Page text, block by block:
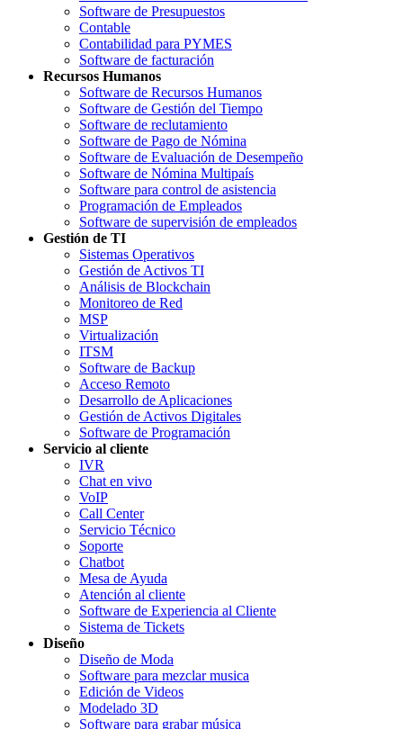
Software de Presupuestos
Contable
Contabilidad para PYMES
Software de facturación
Recursos Humanos
Software de Recursos Humanos
Software de Gestión del Tiempo
Software de reclutamiento
Software de Pago de Nómina
Software de Evaluación de Desempeño
Software de Nómina Multipaís
Software para control de asistencia
Programación de Empleados
Software de supervisión de empleados
Gestión de TI
Sistemas Operativos
Gestión de Activos TI
Análisis de Blockchain
Monitoreo de Red
MSP
Virtualización
ITSM
Software de Backup
Acceso Remoto
Desarrollo de Aplicaciones
Gestión de Activos Digitales
Software de Programación
Servicio al cliente
IVR
Chat en vivo
VoIP
Call Center
Servicio Técnico
Soporte
Chatbot
Mesa de Ayuda
Atención al cliente
Software de Experiencia al Cliente
Sistema de Tickets
Diseño
Diseño de Moda
Software para mezclar musica
Edición de Videos
Modelado 3D
Software para grabar música